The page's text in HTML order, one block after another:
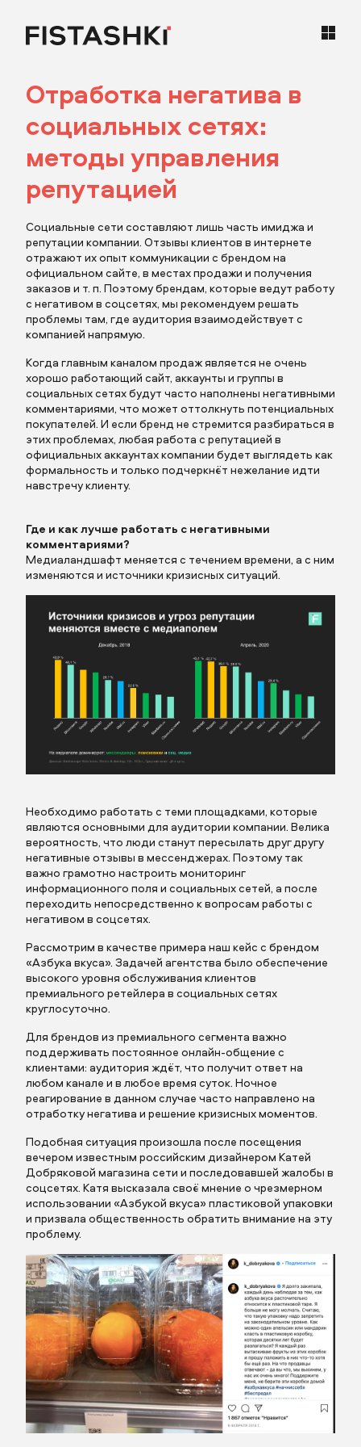
кейсы
статьи
карьера
контакты
Отработка негатива в
социальных сетях:
методы управления
репутацией
Социальные сети составляют лишь часть имиджа и
репутации компании. Отзывы клиентов в интернете
отражают их опыт коммуникации с брендом на
официальном сайте, в местах продажи и получения
заказов и т. п. Поэтому брендам, которые ведут работу
с негативом в соцсетях, мы рекомендуем решать
проблемы там, где аудитория взаимодействует с
компанией напрямую.
Когда главным каналом продаж является не очень
хорошо работающий сайт, аккаунты и группы в
социальных сетях будут часто наполнены негативными
комментариями, что может оттолкнуть потенциальных
покупателей. И если бренд не стремится разбираться в
этих проблемах, любая работа с репутацией в
официальных аккаунтах компании будет выглядеть как
формальность и только подчеркнёт нежелание идти
навстречу клиенту.
Где и как лучше работать с негативными
комментариями?
Медиаландшафт меняется с течением времени, а с ним
изменяются и источники кризисных ситуаций.
Необходимо работать с теми площадками, которые
являются основными для аудитории компании. Велика
вероятность, что люди станут пересылать друг другу
негативные отзывы в мессенджерах. Поэтому так
важно грамотно настроить мониторинг
информационного поля и социальных сетей, а после
переходить непосредственно к вопросам работы с
негативом в соцсетях.
Рассмотрим в качестве примера наш кейс с брендом
«Азбука вкуса». Задачей агентства было обеспечение
высокого уровня обслуживания клиентов
премиального ретейлера в социальных сетях
круглосуточно.
Для брендов из премиального сегмента важно
поддерживать постоянное онлайн-общение с
клиентами: аудитория ждёт, что получит ответ на
любом канале и в любое время суток. Ночное
реагирование в данном случае часто направлено на
отработку негатива и решение кризисных моментов.
Подобная ситуация произошла после посещения
вечером известным российским дизайнером Катей
Добряковой магазина сети и последовавшей жалобы в
соцсетях. Катя высказала своё мнение о чрезмерном
использовании «Азбукой вкуса» пластиковой упаковки
и призвала общественность обратить внимание на эту
проблему.